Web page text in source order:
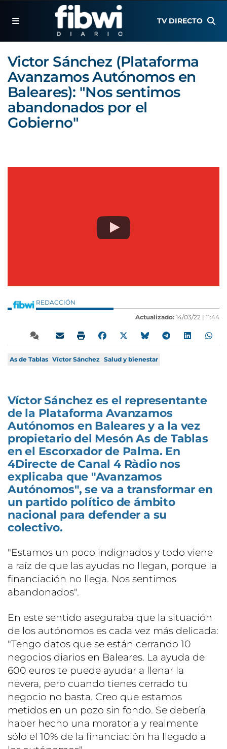
TV DIRECTO
Victor Sánchez (Plataforma
Avanzamos Autónomos en
Baleares): "Nos sentimos
abandonados por el
Gobierno"
REDACCIÓN
Actualizado: 14/03/22 | 11:44
As de Tablas Víctor Sánchez Salud y bienestar
Víctor Sánchez es el representante
de la Plataforma Avanzamos
Autónomos en Baleares y a la vez
propietario del Mesón As de Tablas
en el Escorxador de Palma. En
4Directe de Canal 4 Ràdio nos
explicaba que "Avanzamos
Autónomos", se va a transformar en
un partido político de ámbito
nacional para defender a su
colectivo.
"Estamos un poco indignados y todo viene
a raíz de que las ayudas no llegan, porque la
financiación no llega. Nos sentimos
abandonados".
En este sentido aseguraba que la situación
de los autónomos es cada vez más delicada:
"Tengo datos que se están cerrando 10
negocios diarios en Baleares. La ayuda de
600 euros te puede ayudar a llenar la
nevera, pero cuando tienes cerrado tu
negocio no basta. Creo que estamos
metidos en un pozo sin fondo. Se debería
haber hecho una moratoria y realmente
sólo el 10% de la financiación ha llegado a